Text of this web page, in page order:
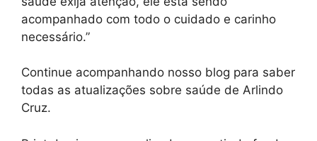
acompanhado com todo o cuidado e carinho
necessário.”
Continue acompanhando nosso blog para saber
todas as atualizações sobre saúde de Arlindo
Cruz.